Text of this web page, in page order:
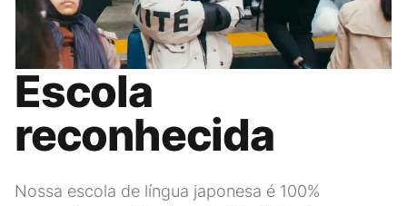
Escola
reconhecida
Nossa escola de língua japonesa é 100%